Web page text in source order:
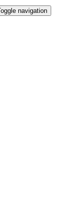
navigation